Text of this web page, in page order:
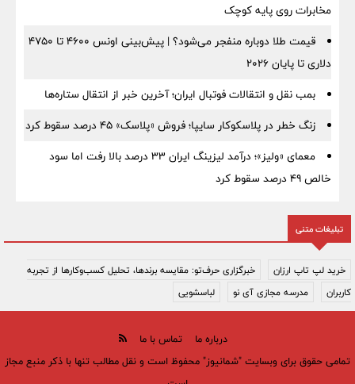
مخابرات روی پایه کوچک
قیمت طلا دوباره منفجر می‌شود؟ | پیش‌بینی اونس ۴۶۰۰ تا ۴۷۵۰
دلاری تا پایان ۲۰۲۶
بمب نقل‌ و انتقالات فوتبال ایران؛ آخرین خبر از انتقال ستاره‌ها
زنگ خطر در پلاسکوکار سایپا؛ فروش «پلاسک» ۴۵ درصد سقوط کرد
معمای «ولیز»؛ درآمد لیزینگ ایران ۳۳ درصد بالا رفت اما سود
خالص ۴۹ درصد سقوط کرد
تبلیغات متنی
خرید لپ تاپ ارزان
خبرگزاری حرف‌تو: مقایسه برندها، تحلیل کسب‌وکارها از تجربه
کاربران
مدرسه مجازی آی نو لباسشویی
درباره ما
تماس با ما
تمامی حقوق برای وبسایت "شمانیوز" محفوظ است و نقل مطالب تنها با ذکر منبع مجاز